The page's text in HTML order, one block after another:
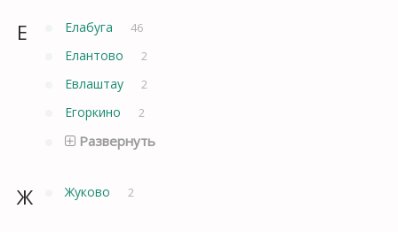
Е Елабуга 46
Елантово 2
Евлаштау 2
Егоркино 2
Развернуть
Ж Жуково 2